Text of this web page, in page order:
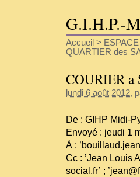
G.I.H.P.-
Accueil >
QUARTIER des
COURIER a
lundi 6 août 2012,
De : GIHP Midi-
Envoyé : jeudi 1
À :
Cc : ’Jean Louis
social.fr’ ;